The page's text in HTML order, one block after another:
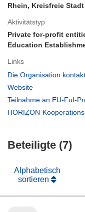
Rhein, Kreisfreie Stadt
Aktivitätstyp
Private for-profit
Education
Links
Die Organisation
Website
in
Fenster)
Teilnahme an EU-FuI-
HORIZON-
Beteiligte (7)
Alphabetisch
sortieren